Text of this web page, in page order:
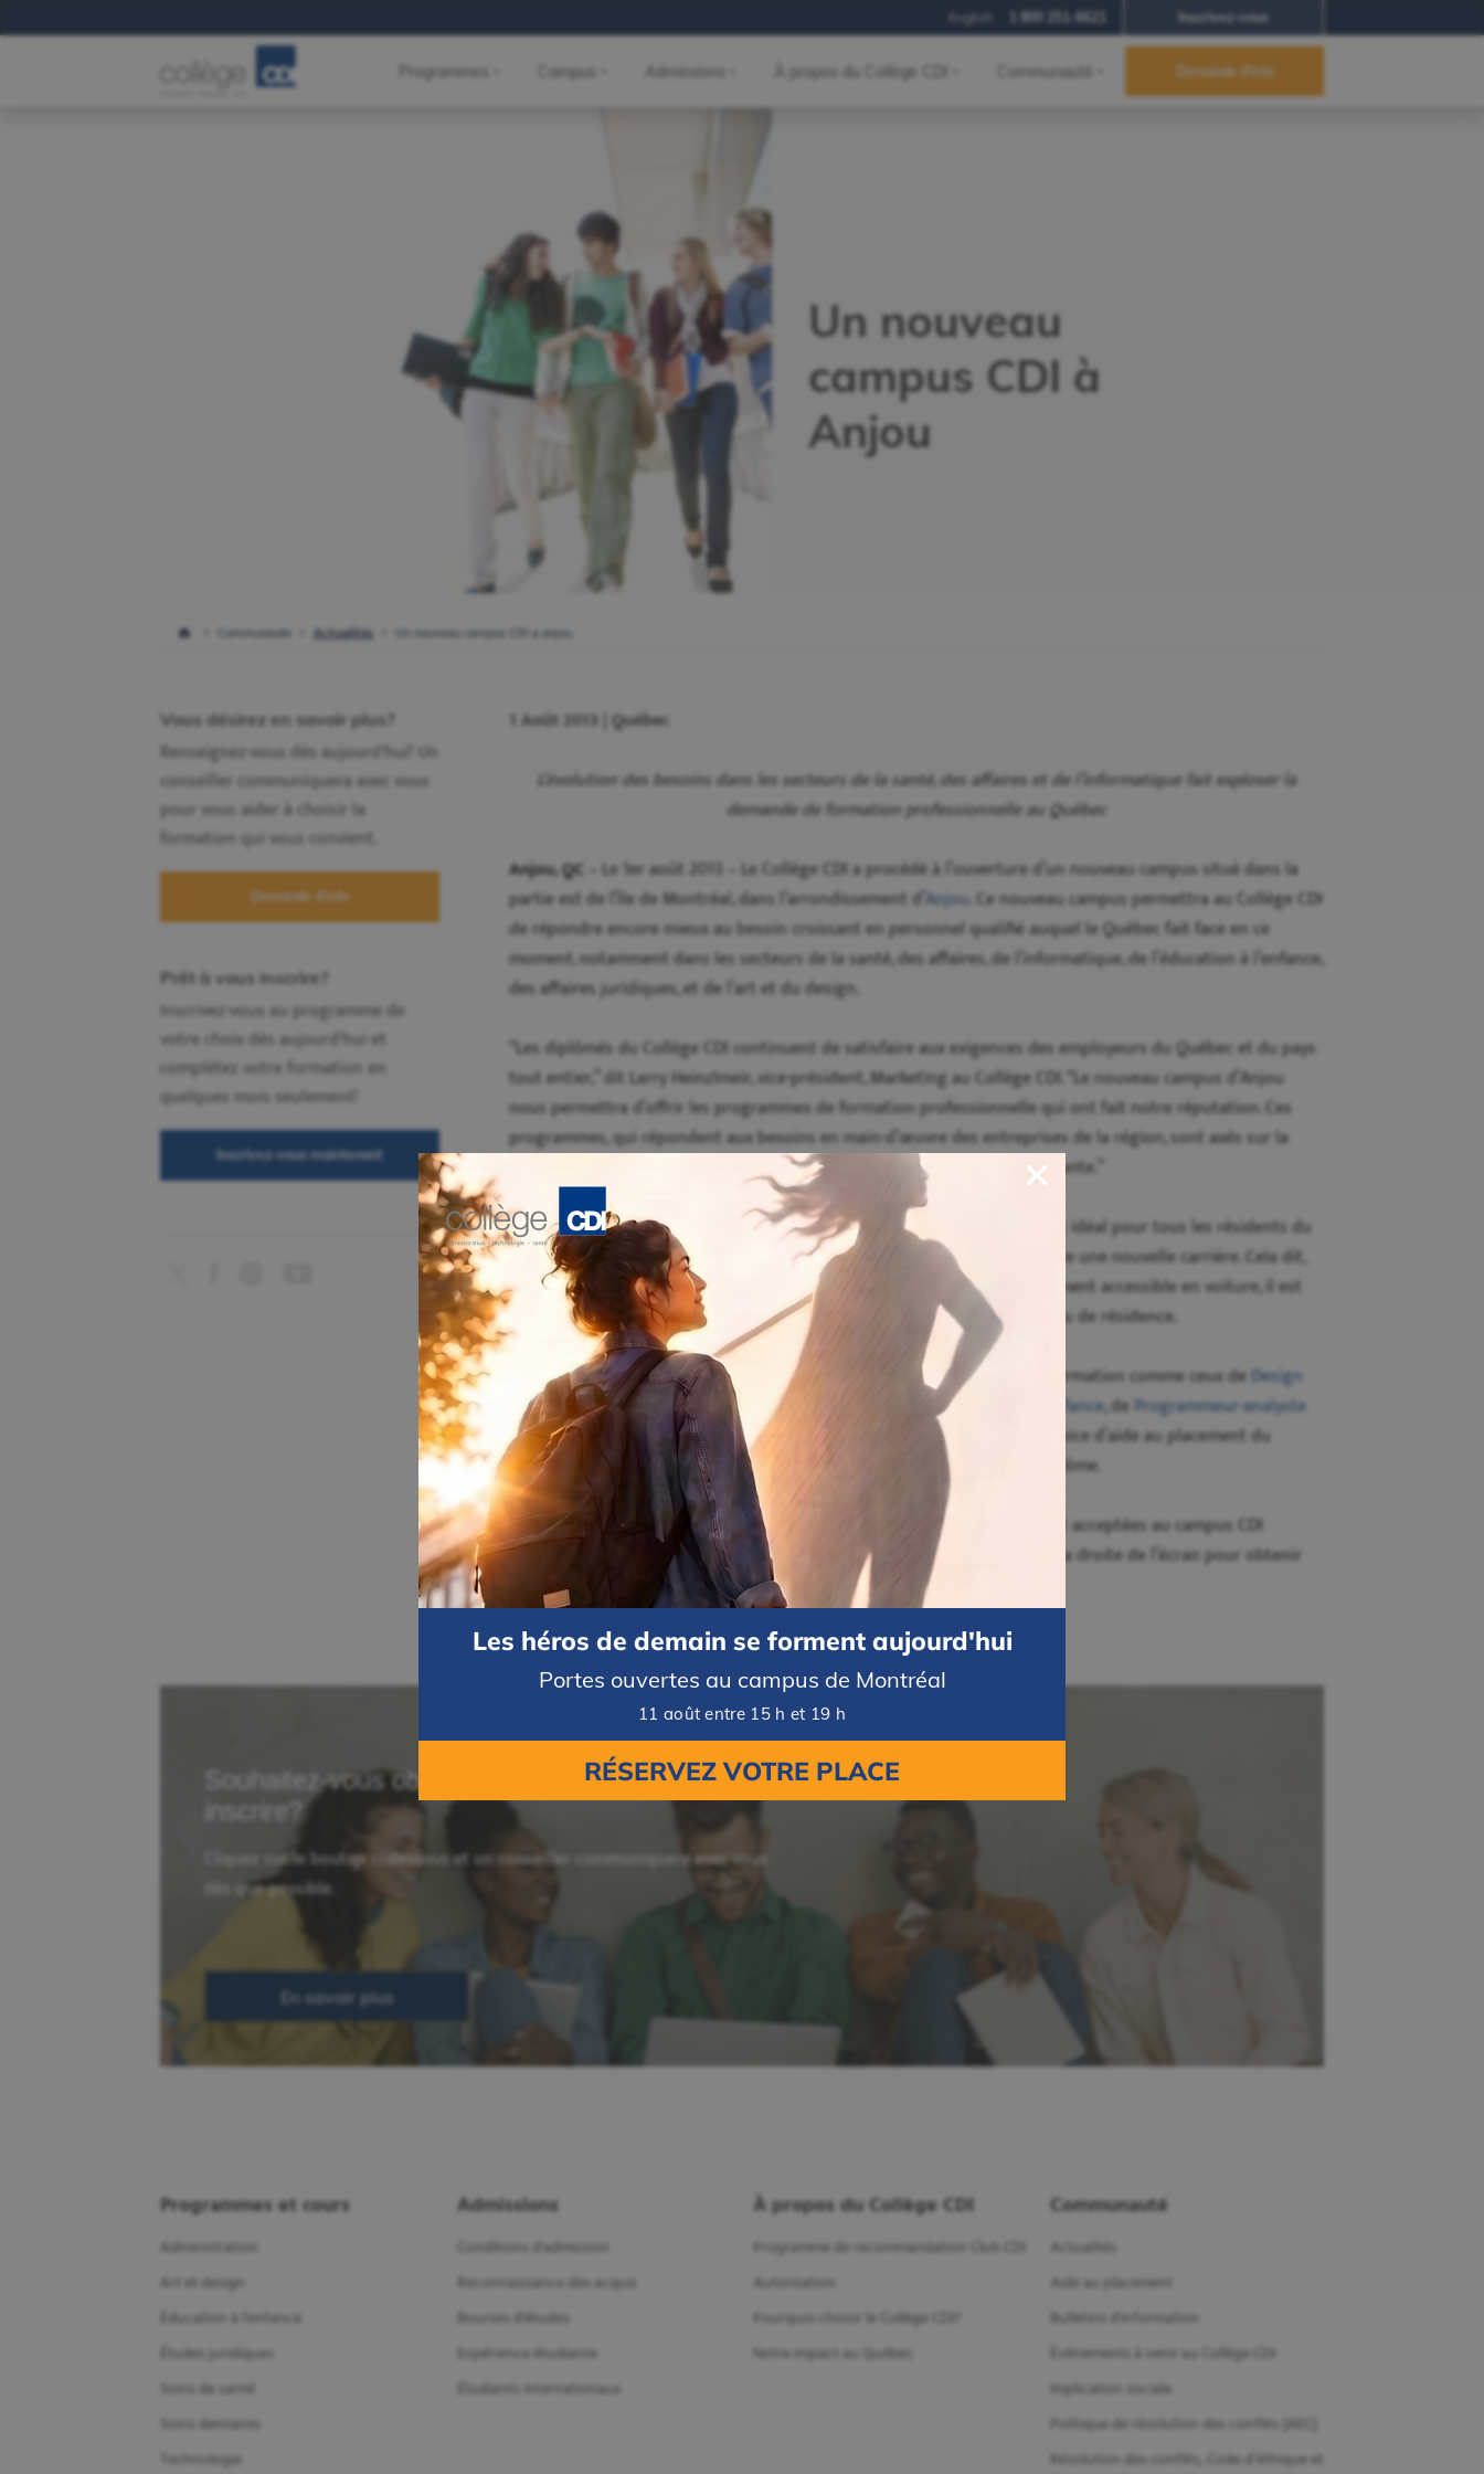
Inscrivez-vous
1 800 251-6621
English
Programmes Campus Admissions À propos du Collège CDI Communauté Demande d'info
Les héros de demain se forment aujourd'hui
Portes ouvertes au campus de Montréal
11 août entre 15 h et 19 h
RÉSERVEZ VOTRE PLACE
Un nouveau
campus CDI à
Anjou
Communaute Actualités Un nouveau campus CDI a anjou
Vous désirez en savoir plus?
Renseignez-vous dès aujourd'hui! Un
conseiller communiquera avec vous
pour vous aider à choisir la
formation qui vous convient.
Demande d'info
Prêt à vous inscrire?
Inscrivez-vous au programme de
votre choix dès aujourd'hui et
complétez votre formation en
quelques mois seulement!
Inscrivez-vous maintenant
1 Août 2013 | Québec
L’évolution des besoins dans les secteurs de la santé, des affaires et de l’informatique fait exploser la
demande de formation professionnelle au Québec
Anjou, QC
– Le 1er août 2013 – Le Collège CDI a procédé à l’ouverture d’un nouveau campus situé dans la
partie est de l’île de Montréal, dans l’arrondissement d’Anjou . Ce nouveau campus permettra au Collège CDI
de répondre encore mieux au besoin croissant en personnel qualifié auquel le Québec fait face en ce
moment, notamment dans les secteurs de la santé, des affaires, de l’informatique, de l’éducation à l’enfance,
des affaires juridiques, et de l’art et du design.
“Les diplômés du Collège CDI continuent de satisfaire aux exigences des employeurs du Québec et du pays
tout entier,” dit Larry Heinzlmeir, vice-président, Marketing au Collège CDI. “Le nouveau campus d’Anjou
nous permettra d’offrir les programmes de formation professionnelle qui ont fait notre réputation. Ces
programmes, qui répondent aux besoins en main-d’œuvre des entreprises de la région, sont axés sur la
pratique et permettent aux étudiants de démarrer une carrière enrichissante.”
Situé sur le boulevard des Galeries d’Anjou, il s’agit d’un lieu de formation idéal pour tous les résidents du
quartier qui souhaitent parfaire leur formation dans le but d’entreprendre une nouvelle carrière. Cela dit,
comme le secteur est bien desservi par le transport en commun et facilement accessible en voiture, il est
aisé pour tous les étudiants de se rendre au campus, peu importe leur lieu de résidence.
Le campus propose aux étudiants un vaste éventail de programmes de formation comme ceux de Design
Web, de Gestion financière informatisée Techniques d’éducation à l’enfance , de Programmeur-analyste
orienté Internet
et plus encore. Les étudiants profitent également du Service d’aide au placement du
Collège CDI pendant la durée de leurs études et après avoir reçu leur diplôme.
Les demandes d’admission pour tous les programmes sont présentement acceptées au campus CDI
d’
. Composez le 1 877 404-4353 ou remplissez le formulaire
situé à la droite de l’écran pour obtenir
plus de renseignements.
Souhaitez-vous obtenir plus d'information ou vous
inscrire?
Cliquez sur le bouton ci-dessous et un conseiller communiquera avec vous
dès que possible.
En savoir plus
Programmes et cours
Administration
Art et design
Éducation à l'enfance
Études juridiques
Soins de santé
Soins dentaires
Technologie
Admissions
Conditions d'admission
Reconnaissance des acquis
Bourses d'études
Expérience étudiante
Étudiants internationaux
À propos du Collège CDI
Programme de recommandation Club CDI
Autorisation
Pourquoi choisir le Collège CDI?
Notre impact au Québec
Communauté
Actualités
Aide au placement
Bulletins d'information
Événements à venir au Collège CDI
Implication sociale
Politique de résolution des conflits (AEC)
Résolution des conflits, Code d’éthique et